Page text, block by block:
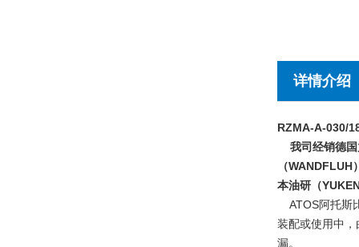
详情介绍
RZMA-A-030/
我司经销德国
（
本油研（
ATOS阿托斯
装配或使用中